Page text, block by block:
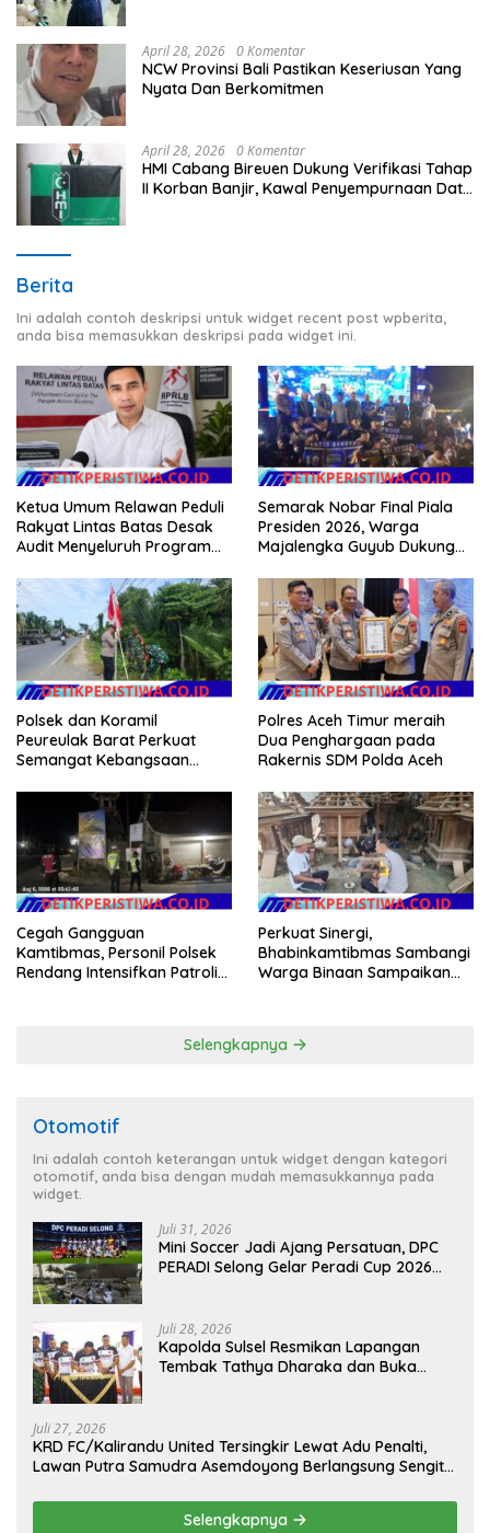
April 28, 2026 0 Komentar
NCW Provinsi Bali Pastikan Keseriusan Yang
Nyata Dan Berkomitmen
April 28, 2026 0 Komentar
HMI Cabang Bireuen Dukung Verifikasi Tahap
II Korban Banjir, Kawal Penyempurnaan Data
Berita
Ini adalah contoh deskripsi untuk widget recent post wpberita,
anda bisa memasukkan deskripsi pada widget ini.
Ketua Umum Relawan Peduli
Rakyat Lintas Batas Desak
Audit Menyeluruh Program
Pertanyakan Efektivitas
Kinerja Dinas Pertanian
Semarak Nobar Final Piala
Presiden 2026, Warga
Majalengka Guyub Dukung
Kahayang
Polsek dan Koramil
Peureulak Barat Perkuat
Semangat Kebangsaan
Merah Putih
Polres Aceh Timur meraih
Dua Penghargaan pada
Rakernis SDM Polda Aceh
Cegah Gangguan
Kamtibmas, Personil Polsek
Rendang Intensifkan Patroli
Perkuat Sinergi,
Bhabinkamtibmas Sambangi
Warga Binaan Sampaikan
Selengkapnya
Otomotif
Ini adalah contoh keterangan untuk widget dengan kategori
otomotif, anda bisa dengan mudah memasukkannya pada
widget.
Juli 31, 2026
Mini Soccer Jadi Ajang Persatuan, DPC
PERADI Selong Gelar Peradi Cup 2026
Juli 28, 2026
Kapolda Sulsel Resmikan Lapangan
Tembak Tathya Dharaka dan Buka
Juli 27, 2026
KRD FC/Kalirandu United Tersingkir Lewat Adu Penalti,
Lawan Putra Samudra Asemdoyong Berlangsung Sengit
Selengkapnya